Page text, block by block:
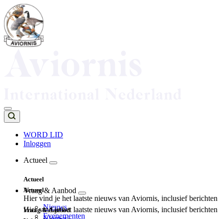
Overslaan
en
naar
de
inhoud
Top
navigation
WORD LID
Inloggen
navigation
Actueel
Actueel
Hier vind je het laatste nieuws van Aviornis, inclusief
Nieuws
Evenementen
Actueel
Hier vind je het laatste nieuws van Aviornis, inclusief
Vraag & Aanbod
Vraag & Aanbod